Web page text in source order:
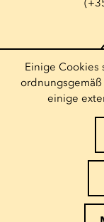
Einige
einige